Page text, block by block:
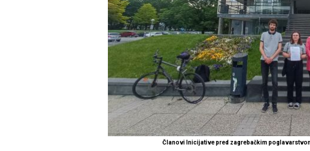
Članovi Inicijative pred zagrebačkim